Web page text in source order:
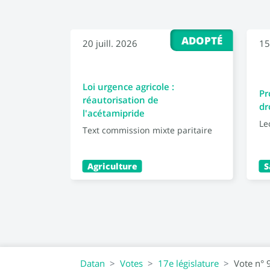
ADOPTÉ
20 juill. 2026
Loi urgence agricole :
réautorisation de
l'acétamipride
Text commission mixte paritaire
Agriculture
Datan Votes 17e législature Vote n°